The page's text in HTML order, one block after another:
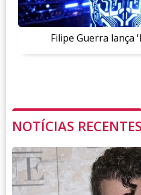
Filipe Guerra lança
NOTÍCIAS RECENTES